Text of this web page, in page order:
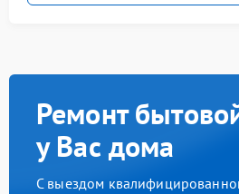
Ремонт
у Вас дома
С выездом